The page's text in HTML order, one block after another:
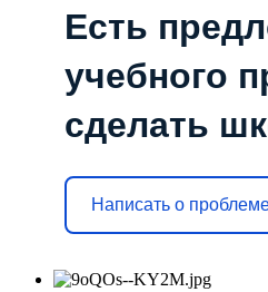
Есть
учебного
сделать
Написать о